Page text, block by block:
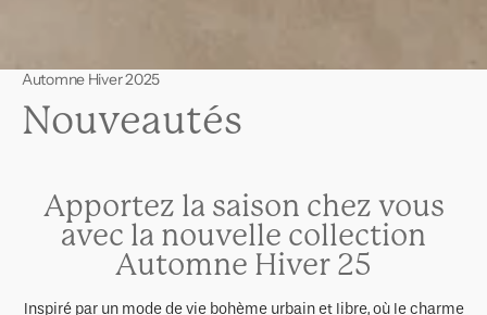
Automne Hiver 2025
Nouveautés
Apportez la saison chez vous
avec la nouvelle collection
Automne Hiver 25
Inspiré par un mode de vie bohème urbain et libre, où le charme